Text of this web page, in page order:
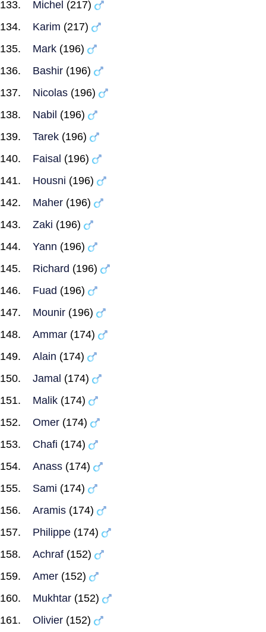
Michel (217)
Karim (217)
Mark (196)
Bashir (196)
Nicolas (196)
Nabil (196)
Tarek (196)
Faisal (196)
Housni (196)
Maher (196)
Zaki (196)
Yann (196)
Richard (196)
Fuad (196)
Mounir (196)
Ammar (174)
Alain (174)
Jamal (174)
Malik (174)
Omer (174)
Chafi (174)
Anass (174)
Sami (174)
Aramis (174)
Philippe (174)
Achraf (152)
Amer (152)
Mukhtar (152)
Olivier (152)